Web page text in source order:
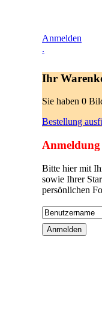
Anmelden
.
Ihr
Sie haben 0
Bestellung
Anmeldung
Bitte hier mit
sowie Ihrer
persönlichen